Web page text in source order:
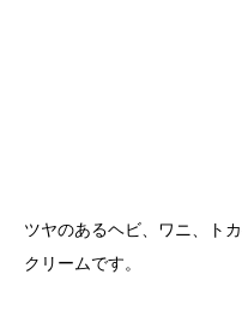
ツヤのあるヘビ、ワニ、ト
クリームです。